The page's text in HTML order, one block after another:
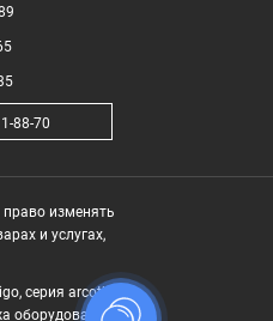
88-70
изменять
и услугах,
серия arcotherm
оборудования